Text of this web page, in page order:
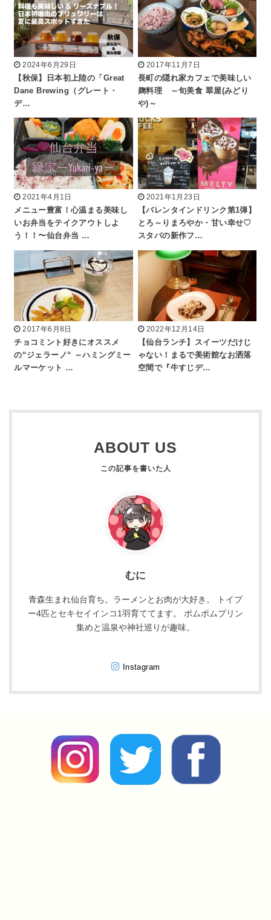
2024年6月29日
【秋保】日本初上陸の「Great
Dane Brewing（グレート・
デ…
2017年11月7日
長町の隠れ家カフェで美味しい
麹料理 ～旬美食 翠屋(みどり
や)～
2021年4月1日
メニュー豊富！心温まる美味し
いお弁当をテイクアウトしよ
う！！〜仙台弁当 …
2021年1月23日
【バレンタインドリンク第1弾】
とろ～りまろやか・甘い幸せ♡
スタバの新作フ…
2017年6月8日
チョコミント好きにオススメ
の“ジェラーノ“ ～ハミングミー
ルマーケット …
2022年12月14日
【仙台ランチ】スイーツだけじ
ゃない！まるで美術館なお洒落
空間で『牛すじデ…
ABOUT US
むに
青森生まれ仙台育ち。ラーメンとお肉が大好き。 トイプ
ー4匹とセキセイインコ1羽育ててます。 ポムポムプリン
集めと温泉や神社巡りが趣味。
Instagram